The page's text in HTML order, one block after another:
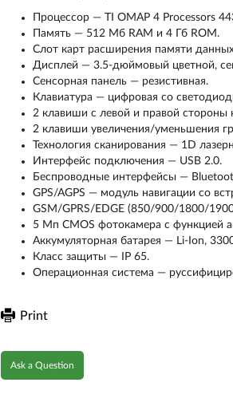
Процессор — TI OMAP 4 Processors
Память — 512 Mб RAM и 4 Гб ROM.
Слот карт расширения памяти
Дисплей — 3.5-дюймовый цветной,
Сенсорная панель — резистивная.
Клавиатура — цифровая со
2 клавиши с левой и правой стороны
2 клавиши увеличения/уменьшения
Технология сканирования — 1D
Интерфейс подключения — USB 2.0.
Беспроводные интерфейсы —
GPS/AGPS — модуль навигации со
GSM/GPRS/EDGE (850/900/1800/
5 Мп CMOS фотокамера с функцией
Аккумуляторная батарея — Li-Ion,
Класс защиты — IP 65.
Операционная система —
Print
Ask a Question